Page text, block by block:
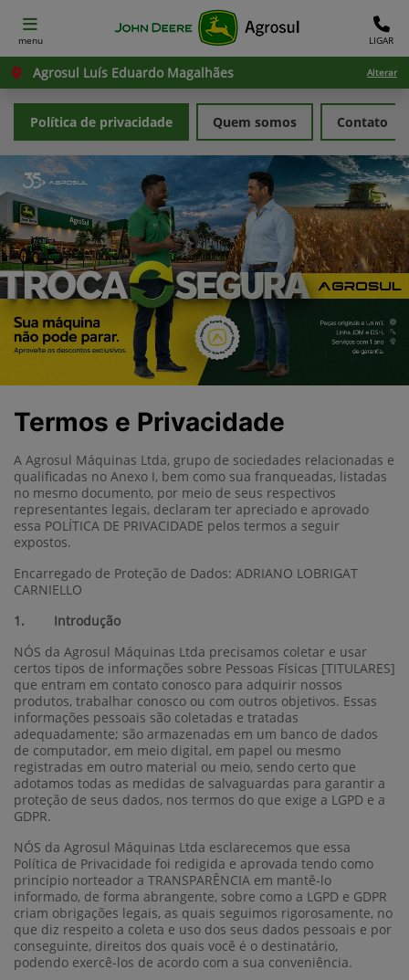
menu LIGAR
Agrosul Luís Eduardo Magalhães Alterar
Quem somos Contato
Política de privacidade
Termos e Privacidade
A Agrosul Máquinas Ltda, grupo de sociedades relacionadas e
qualificadas no Anexo I, bem como sua franqueadas, listadas
no mesmo documento, por meio de seus respectivos
representantes legais, declaram ter apreciado e aprovado
essa POLÍTICA DE PRIVACIDADE pelos termos a seguir
expostos.
Encarregado de Proteção de Dados: ADRIANO LOBRIGAT
CARNIELLO
1. Introdução
NÓS da Agrosul Máquinas Ltda precisamos coletar e usar
certos tipos de informações sobre Pessoas Físicas [TITULARES]
que entram em contato conosco para adquirir nossos
produtos, trabalhar conosco ou com outros objetivos. Essas
informações pessoais são coletadas e tratadas
adequadamente; são armazenadas em um banco de dados
de computador, em meio digital, em papel ou mesmo
registradas em outro material ou meio, sendo certo que
adotamos todas as medidas de salvaguardas para garantir a
proteção de seus dados, nos termos do que exige a LGPD e a
GDPR.
NÓS da Agrosul Máquinas Ltda esclarecemos que essa
Política de Privacidade foi redigida e aprovada tendo como
princípio norteador a TRANSPARÊNCIA em mantê-lo
informado, de forma abrangente, sobre como a LGPD e GDPR
criam obrigações legais, as quais seguimos rigorosamente, no
que diz respeito a coleta e uso dos seus dados pessoais e por
conseguinte, direitos dos quais você é o destinatário,
podendo exercê-los de acordo com a sua conveniência.